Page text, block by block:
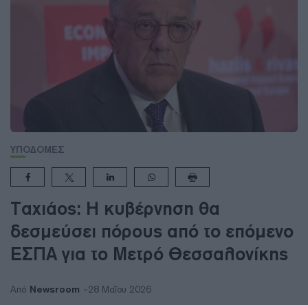
ΥΠΟΔΟΜΕΣ
Ταχιάος: Η κυβέρνηση θα
δεσμεύσει πόρους από το επόμενο
ΕΣΠΑ για το Μετρό Θεσσαλονίκης
Από Newsroom 28 Μαΐου 2026